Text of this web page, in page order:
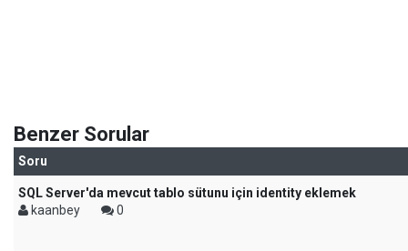
Benzer Sorular
Soru
SQL Server'da mevcut tablo sütunu için identity eklemek
kaanbey
0